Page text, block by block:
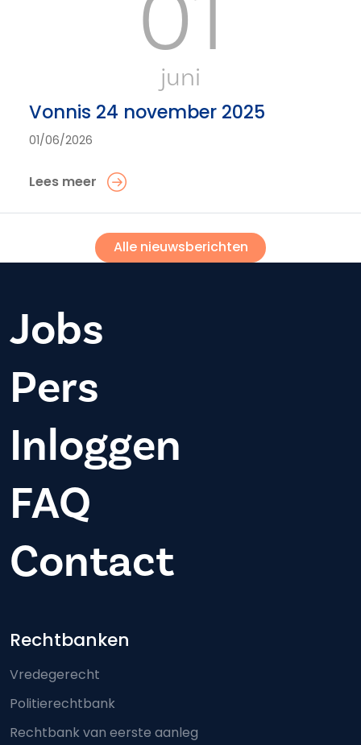
juni
Vonnis 24 november 2025
01/06/2026
Lees meer
Alle nieuwsberichten
Jobs
Pers
Inloggen
FAQ
Contact
Footer-menu
Rechtbanken
Vredegerecht
Politierechtbank
Rechtbank van eerste aanleg